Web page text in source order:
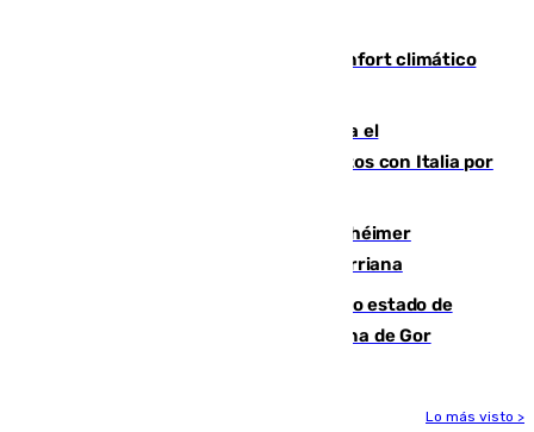
Málaga contabiliza 148 zonas de confort climático
Marlaska notifica a la Unión Europea el
restablecimiento de controles fronterizos con Italia por
Hallan sin vida al granadino con Alzhéimer
desaparecido hace una semana en Churriana
Encuentran un cadáver en avanzado estado de
descomposición en la localidad granadina de Gor
Lo más visto >